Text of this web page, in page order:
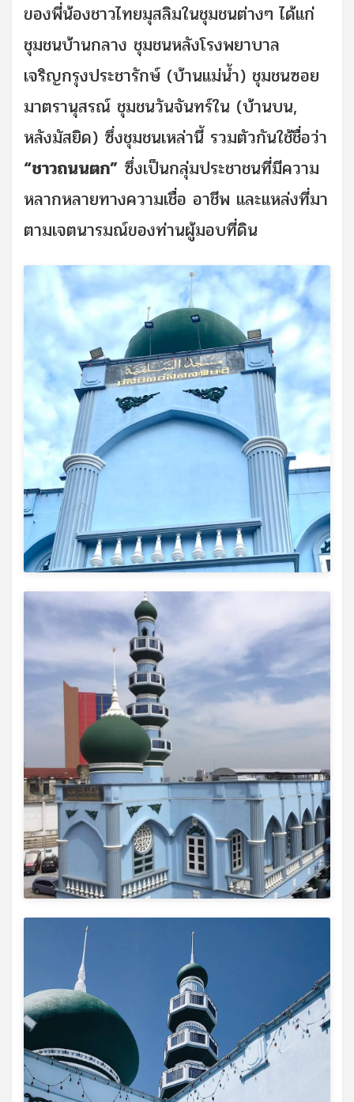
ของพี่น้องชาวไทยมุสลิมในชุมชนต่างๆ ได้แก่
ชุมชนบ้านกลาง ชุมชนหลังโรงพยาบาล
เจริญกรุงประชารักษ์ (บ้านแม่น้ำ) ชุมชนซอย
มาตรานุสรณ์ ชุมชนวันจันทร์ใน (บ้านบน,
หลังมัสยิด) ซึ่งชุมชนเหล่านี้ รวมตัวกันใช้ชื่อว่า
“ชาวถนนตก” ซึ่งเป็นกลุ่มประชาชนที่มีความ
หลากหลายทางความเชื่อ อาชีพ และแหล่งที่มา
ตามเจตนารมณ์ของท่านผู้มอบที่ดิน